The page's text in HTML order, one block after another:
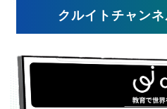
クルイトチャンネ